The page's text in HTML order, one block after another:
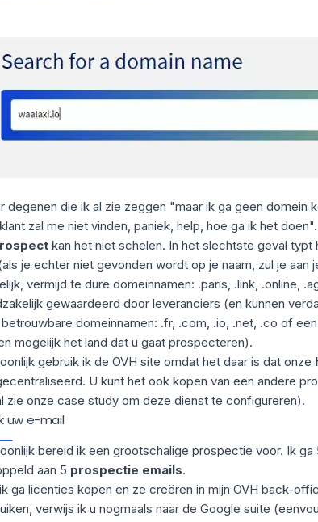
degenen die ik al zie zeggen "maar ik ga geen domein
zal me niet vinden, paniek, help, hoe ga ik het
kan het niet schelen. In het slechtste geval typt
je echter niet gevonden wordt op je naam, zul je aan
vermijd te dure domeinnamen: .paris, .link, .online,
gewaardeerd door leveranciers (en kunnen
domeinnamen: .fr, .com, .io, .net, .co of
mogelijk het land dat u gaat prospecteren).
gebruik ik de OVH site omdat het daar is dat onze
U kunt het ook kopen van een andere
zie onze case study om deze dienst te configureren).
uw e-mail
bereid ik een grootschalige prospectie voor. Ik
aan 5 prospectie emails.
ga licenties kopen en ze creëren in mijn OVH back-
verwijs ik u nogmaals naar de Google suite